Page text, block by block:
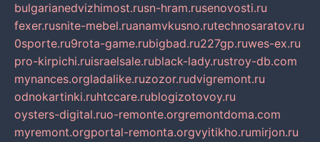
bulgarianedvizhimost.rusn-hram.rusenovosti.ru
fexer.rusnite-mebel.ruanamvkusno.rutechnosaratov.ru
0sporte.ru9rota-game.rubigbad.ru227gp.ruwes-ex.ru
pro-kirpichi.ruisraelsale.rublack-lady.rustroy-db.com
mynances.orgladalike.ruzozor.rudvigremont.ru
odnokartinki.ruhtccare.rublogizotovoy.ru
oysters-digital.ruo-remonte.orgremontdoma.com
myremont.orgportal-remonta.orgvyitikho.rumirjon.ru